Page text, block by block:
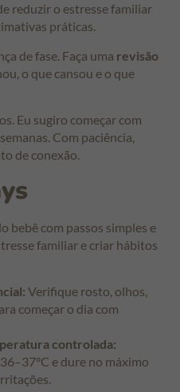
reduzir o estresse familiar
práticas.
de fase. Faça uma revisão
o que cansou e o que
Eu sugiro começar com
Com paciência,
de conexão.
bebê com passos simples e
familiar e criar hábitos
Verifique rosto, olhos,
começar o dia com
controlada:
e dure no máximo